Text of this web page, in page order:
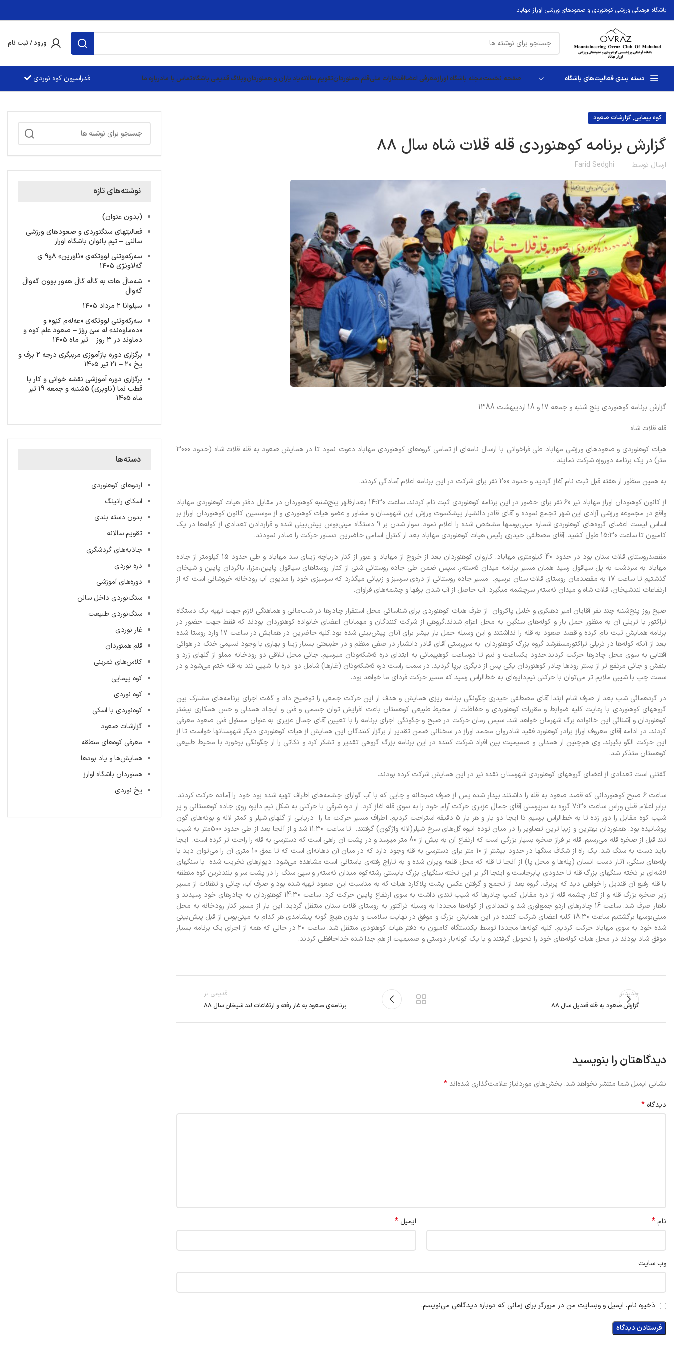
باشگاه فرهنگی ورزشی کوه‌نوردی و صعودهای ورزشی اوراز مهاباد
ورود / ثبت نام
دسته بندی فعالیت‌های باشگاه صفحه نخستمجله باشگاه اورازمعرفی اعضاافتخارات ملیقلم همنوردانتقویم سالانهیاد یاران و همنوردانوبلاگ قدیمی باشگاهتماس با مادرباره ما فدراسيون کوه نوردی
کوه پیمایی,گزارشات صعود
گزارش برنامه کوهنوردی قله قلات شاه سال 88
ارسال توسط Farid Sedghi
گزارش برنامه کوهنوردی پنج شنبه و جمعه 17 و 18 ارديبهشت 1388
قله قلات شاه
هيات کوهنوردي و صعودهاي ورزشي مهاباد طي فراخواني با ارسال نامه‌اي از تمامي گروه‌هاي کوهنوردي مهاباد دعوت نمود تا در همايش صعود به قله قلات شاه (حدود 3000
متر) در يک برنامه دوروزه شرکت نمايند .
به همين منظور از هفته قبل ثبت نام آغاز گرديد و حدود 200 نفر براي شرکت در اين برنامه اعلام آمادگي کردند.
از کانون کوهنودان اوراز مهاباد نيز 60 نفر براي حضور در اين برنامه کوهنوردي ثبت نام کردند. ساعت 14:30 بعدازظهر پنج‌شنبه کوهنوردان در مقايل دفتر هيات کوهنوردي مهاباد
واقع در مجموعه ورزشي آزادي اين شهر تجمع نموده و آقاي قادر دانشيار پيشکسوت ورزش اين شهرستان و مشاور و عضو هيات کوهنوردي و از موسسين کانون کوهنوردان اوراز بر
اساس ليست اعضاي گروه‌هاي کوهنوردي شماره ميني‌بوسها مشخص شده را اعلام نمود. سوار شدن بر 9 دستگاه ميني‌بوس پيش‌بيني شده و قراردادن تعدادي از کوله‌ها در يک
کاميون تا ساعت 15:30 طول کشيد. آقاي مصطفي حيدري رئيس هيات کوهنوردي مهاباد بعد از کنترل اسامي حاضرين دستور حرکت را صادر نمودند.
مقصدروستاي قلات سنان بود در حدود 40 کيلومتري مهاباد. کاروان کوهنوردان بعد از خروج از مهاباد و عبور از کنار درياچه زيباي سد مهاباد و طي حدود 15 کيلومتر از جاده
مهاباد به سردشت به پل سياقول رسيد همان مسير برنامه ميدان ئه‌سته‌ر. سپس ضمن طي جاده روستائي شني از کنار روستاهاي سياقول پايين،‌مزرا، باگردان پايين و شيخان
گذشتيم تا ساعت 17 به مقصدمان روستاي قلات سنان برسيم. مسير جاده روستائي از دره‌ي سرسبز و زيبائي ميگذرد که سرسبزي خود را مديون آب رودخانه خروشاني است که از
ارتفاعات لندشيخان، قلات شاه و ميدان ئه‌سته‌ر سرچشمه ميگيرد. آب حاصل از آب شدن برفها و چشمه‌هاي فراوان.
صبح روز پنج‌شنبه چند نفر آقايان امير دهبکري و خليل پاکروان از طرف هيات کوهنوردي براي شناسائي محل استقرار چادرها در شب‌ماني و هماهنگي لازم جهت تهيه يک دستگاه
تراکتور با تريلي آن به منظور حمل بار و کوله‌هاي سنگين به محل اعزام شدند.گروهي از شرکت کنندگان و مهمانان اعضاي خانواده کوهنوردان بودند که فقط جهت حضور در
برنامه همايش ثبت نام کرده و قصد صعود به قله را نداشتند و اين وسيله حمل بار بيشر براي آنان پيش‌بيني شده بود.کليه حاضرين در همايش در ساعت 17 وارد روستا شده
بعد از آنکه کوله‌ها در تريلي تراکتورمسقرشد گروه بزرگ کوهنوردان به سرپرستي آقاي قادر دانشيار در صفي منظم و در طبيعتي بسيار زيبا و بهاري با وجود نسيمي خنک در هوائي
آفتابي به سوي محل چادرها حرکت کردند.حدود يکساعت و نيم تا دوساعت کوهپيمائي به ابتداي دره ئه‌شکه‌وتان ميرسيم. جائي محل تلاقي دو رودخانه مملو از گلهاي زرد و
بنفش و جائي مرتفع تر از بستر رودها چادر کوهنوردان يکي پس از ديگري برپا گرديد. در سمت راست دره ئه‌شکه‌وتان (غارها) شامل دو دره با شيبي تند به قله ختم مي‌شود و در
سمت چپ با شيبي ملايم تر مي‌توان با حرکتي نيم‌دايره‌اي به خط‌الراس رسيد که مسير حرکت فرداي ما خواهد بود.
در گردهمائي شب بعد از صرف شام ابتدا آقاي مصطفي حيدري چگونگي برنامه ريزي همايش و هدف از اين حرکت جمعي را توضيح داد و گفت اجراي برنامه‌هاي مشترک بين
گروههاي کوهنوردي با رعايت کليه ضوابط و مقررات کوهنوردي و حفاظت از محيط طبيعي کوهستان باعث افزايش توان جسمي و فني و ايجاد همدلي و حس همکاري بيشتر
کوهنوردان و آشنائي اين خانواده بزگ شهرمان خواهد شد. سپس زمان حرکت در صبح و چگونگي اجراي برنامه را با تعيين آقاي جمال عزيزي به عنوان مسئول فني صعود معرفي
کردند. در ادامه آقاي معروف اوراز برادر کوهنورد فقيد شادروان محمد اوراز در سخناني ضمن تقدير از برگزار کنندگان اين همايش از هيات کوهنوردي ديگر شهرستانها خواست تا از
اين حرکت الگو بگيرند. وي هم‌چنين از همدلي و صميميت بين افراد شرکت کننده در اين برنامه بزرگ گروهي تقدير و تشکر کرد و نکاتي را از چگونگي برخورد با محيط طبيعي
کوهستان متذکر شد.
گفتني است تعدادي از اعضاي گروههاي کوهنوردي شهرستان نقده نيز در اين همايش شرکت کرده بودند.
ساعت 6 صبح کوهنورداني که قصد صعود به قله را داشتند بيدار شده پس از صرف صبحانه و چايي که با آب گواراي چشمه‌هاي اطراف تهيه شده بود خود را آماده حرکت کردند.
برابر اعلام قبلي وراس ساعت 7:30 گروه به سرپرستي آقاي جمال عزيزي حرکت آرام خود را به سوي قله اغاز کرد. از دره شرقي با حرکتي به شکل نيم دايره روي جاده کوهستاني و پر
شيب کوه مقابل را دور زده تا به خط‌الراس برسيم تا ايجا دو بار و هر بار 5 دقيقه استراحت کرديم. اطراف مسير حرکت ما را دريايي از گلهاي شيلر و کمتر لاله و بوته‌هاي گون
پوشانيده بود. همنوردان بهترين و زيبا ترين تصاوير را در ميان توده انبوه گل‌هاي سرخ شيلر(لاله واژگون) گرفتند. تا ساعت 11:30 شد و از آنجا بعد از طي حدود 500متر به شيب
تند قبل از صخره قله‌ مي‌رسيم. قله بر فراز صخره بسيار بزرگي است که ارتفاع آن به بيش از 80 متر ميرسد و در پشت آن راهي است که دسترسي به قله را راحت تر کرده است. ايجا
بايد دست به سنگ شد. يک راه از شکاف سنگها در حدود بيشتر از 10 متر براي دسترسي به قله وجود دارد که در ميان آن دهانه‌اي است که تا عمق 10 متري آن را مي‌توان ديد با
پله‌هاي سنگي، آثار دست انسان (پله‌ها و محل پا) از آنجا تا قله که محل قلعه ويران شده و به تاراج رفته‌ي باستاني است مشاهده مي‌شود. ديوارهاي تخريب شده با سنگهاي
لاشه‌اي بر تخته سنگهاي بزرگ قله تا حدودي پابرجاست و اينجا اگر بر اين تخته سنگهاي بزرگ بايستي رشته‌کوه ميدان ئه‌سته‌ر و سپي سنگ را در پشت سر و بلندترين کوه منطقه
با قله رفيع آن قنديل را خواهي ديد که پربرف. گروه بعد از تجمع و گرفتن عکس پشت پلاکارد هيات که به مناسبت اين صعود تهيه شده بود و صرف آب، چائي و تنقلات از مسير
زير صخره بزرگ قله و از کنار چشمه قله از دره مقابل کمپ چادرها که شيب تندي داشت به سوي ارتفاع پايين حرکت کرد. ساعت 14:30 کوهنوردان به چادرهاي خود رسيدند و
ناهار صرف شد. ساعت 16 چادرهاي اردو جمع‌آوري شد و تعدادي از کوله‌ها مجددا به وسيله تراکتور به روستاي قلات سنان منتقل گرديد. اين بار از مسير کنار رودخانه به محل
ميني‌بوسها برگشتيم ساعت 18:30 کليه اعضاي شرکت کننده در اين همايش بزرگ و موفق در نهايت سلامت و بدون هيچ گونه پيشامدي هر کدام به ميني‌بوس از قبل پيش‌بيني
شده خود به سوي مهاباد حرکت کرديم. کليه کوله‌ها مجددا توسط يکدستگاه کاميون به دفتر هيات کوهنودي منتقل شد. ساعت 20 در حالي که همه از اجراي يک برنامه بسيار
موفق شاد بودند در محل هيات کوله‌هاي خود را تحويل گرفتند و با يک کوله‌بار دوستي و صميميت از هم جدا شده خداحافظي کردند.
جدیدتر
گزارش صعود به قله قندیل سال 88
قدیمی تر
برنامه‌ی صعود به غار رفته و ارتفاعات لند شیخان سال 88
دیدگاهتان را بنویسید
نشانی ایمیل شما منتشر نخواهد شد. بخش‌های موردنیاز علامت‌گذاری شده‌اند*
دیدگاه *
نام* ایمیل *
وب‌ سایت
ذخیره نام، ایمیل و وبسایت من در مرورگر برای زمانی که دوباره دیدگاهی می‌نویسم.
نوشته‌های تازه
(بدون عنوان)
فعالیتهای سنگنوردی و صعودهای ورزشی
سالنی – تیم بانوان باشگاه اوراز
سەرکەوتنی لووتکەی «ئاورین» ٨و٩ ی
گەلاوێژی ١٤٠٥ –
شەماڵ هات بە گاڵە گاڵ هەور بوون گەواڵ
گەواڵ
سیلوانا ۲ مرداد ۱۴۰۵
سەرکەوتنی لووتکەی «عەلەم کێو» و
«دەماوەند» لە سێ ڕۆژ – صعود علم کوه و
دماوند در ۳ روز – تیر ماه ۱۴۰۵
برگزاری دوره بازآموزی مربیگری درجه ۲ برف و
یخ ۲۰ – ۲۱ تیر ۱۴۰۵
برگزاری دوره آموزشی نقشه خوانی و کار با
قطب نما (ناوبری) 5شنبه و جمعه 19 تیر
ماه 1405
دسته‌ها
اردوهای کوهنوردی
اسکای رانینگ
بدون دسته بندی
تقویم سالانه
جاذبه‌های گردشگری
دره نوردی
دوره‌های آموزشی
سنگ‌نوردی داخل سالن
سنگ‌نوردی طبیعت
غار نوردی
قلم همنوردان
کلاس‌های تمرینی
کوه پیمایی
کوه نوردی
کوه‌نوردی با اسکی
گزارشات صعود
معرفی کوه‌های منطقه
همایش‌ها و یاد بودها
همنوردان باشگاه اوارز
یخ نوردی